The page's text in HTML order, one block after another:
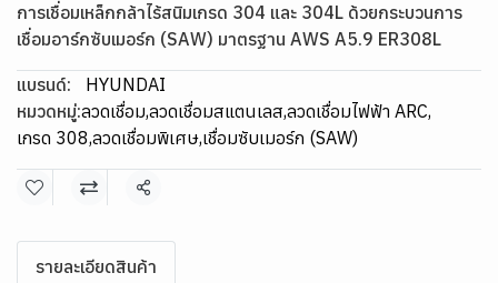
การเชื่อมเหล็กกล้าไร้สนิมเกรด 304 และ 304L ด้วยกระบวนการ
เชื่อมอาร์กซับเมอร์ก (SAW) มาตรฐาน AWS A5.9 ER308L
แบรนด์:
HYUNDAI
หมวดหมู่:ลวดเชื่อม,ลวดเชื่อมสแตนเลส,ลวดเชื่อมไฟฟ้า ARC,
เกรด 308,ลวดเชื่อมพิเศษ,เชื่อมซับเมอร์ก (SAW)
แชร์
รายละเอียดสินค้า